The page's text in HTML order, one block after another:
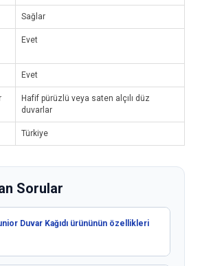
Sağlar
Evet
Evet
Hafif pürüzlü veya saten alçılı düz
duvarlar
Türkiye
Sorular
Duvar Kağıdı ürününün özellikleri